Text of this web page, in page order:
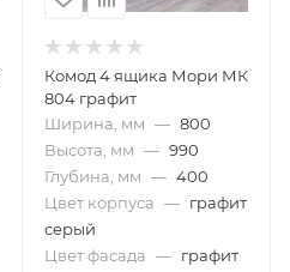
Комод 4 ящика Мори МК
804 графит
Ширина, мм — 800
Высота, мм — 990
Глубина, мм — 400
Цвет корпуса — графит
серый
Цвет фасада — графит